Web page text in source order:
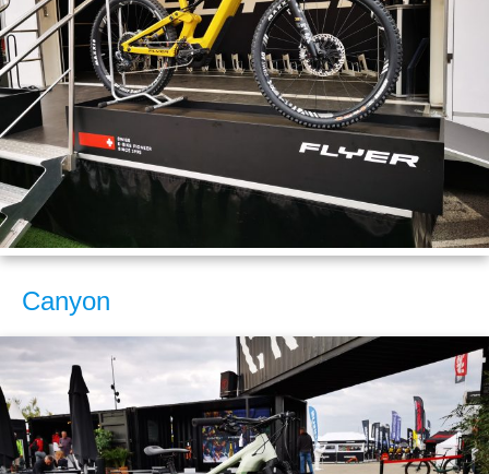
Canyon